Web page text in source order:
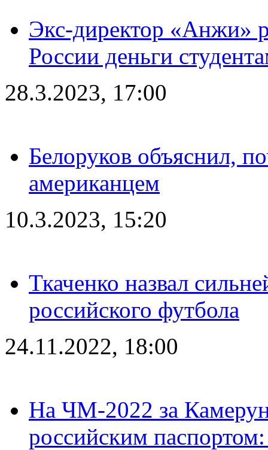
Экс-директор «Анжи»
России деньги
28.3.2023, 17:00
Белоруков объяснил,
американцем
10.3.2023, 15:20
Ткаченко назвал
российского футбола
24.11.2022, 18:00
На ЧМ-2022 за
российским